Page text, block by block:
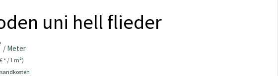
uni hell flieder
/ Meter
* / 1 m²)